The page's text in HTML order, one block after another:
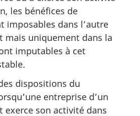
les bénéfices de
imposables dans l’autre
mais uniquement dans la
imputables à cet
dispositions du
entreprise d’un
exerce son activité dans